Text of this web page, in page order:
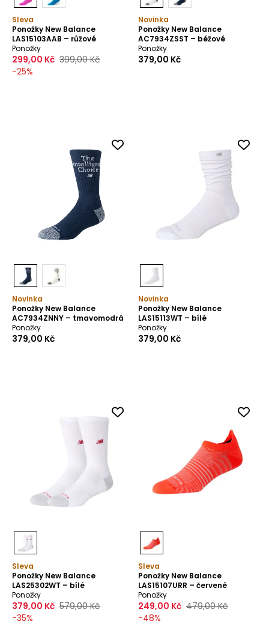
Sleva
Ponožky New Balance
LAS15103AAB – růžové
Ponožky
299,00 Kč 399,00 Kč
-25%
Novinka
Ponožky New Balance
AC7934ZSST – béžové
Ponožky
379,00 Kč
Novinka
Ponožky New Balance
AC7934ZNNY – tmavomodrá
Ponožky
379,00 Kč
Novinka
Ponožky New Balance
LAS15113WT – bílé
Ponožky
379,00 Kč
Sleva
Ponožky New Balance
LAS25302WT – bílé
Ponožky
379,00 Kč 579,00 Kč
-35%
Sleva
Ponožky New Balance
LAS15107URR – červené
Ponožky
249,00 Kč 479,00 Kč
-48%
Tato webová stránka používá
cookies
Tyto stránky používají cookies za účelem
poskytování služeb, včetně služeb